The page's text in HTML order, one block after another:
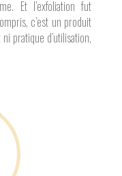
Et l’exfoliation fut
c’est un produit
pratique d’utilisation,